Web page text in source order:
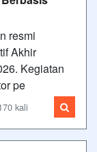
resmi
Akhir
Kegiatan
pe
kali